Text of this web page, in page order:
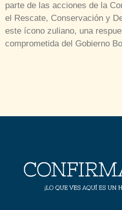
parte de las acciones de la
el Rescate, Conservación y
este ícono zuliano, una
comprometida del Gobierno